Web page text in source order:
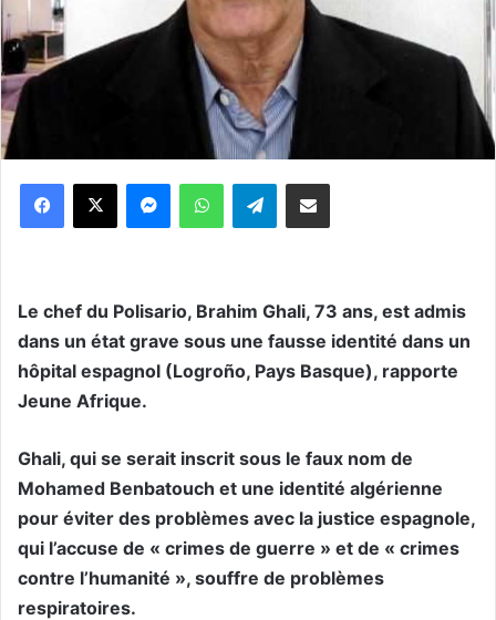
WhatsApp Telegram
Le chef du Polisario, Brahim Ghali, 73 ans, est admis
dans un état grave sous une fausse identité dans un
hôpital espagnol (Logroño, Pays Basque), rapporte
Jeune Afrique.
Ghali, qui se serait inscrit sous le faux nom de
Mohamed Benbatouch et une identité algérienne
pour éviter des problèmes avec la justice espagnole,
qui l’accuse de « crimes de guerre » et de « crimes
contre l’humanité », souffre de problèmes
respiratoires.